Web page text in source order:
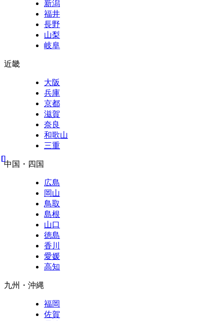
新潟
福井
長野
山梨
岐阜
近畿
大阪
兵庫
京都
滋賀
奈良
和歌山
三重
中国・四国
広島
岡山
鳥取
島根
山口
徳島
香川
愛媛
高知
九州・沖縄
福岡
佐賀